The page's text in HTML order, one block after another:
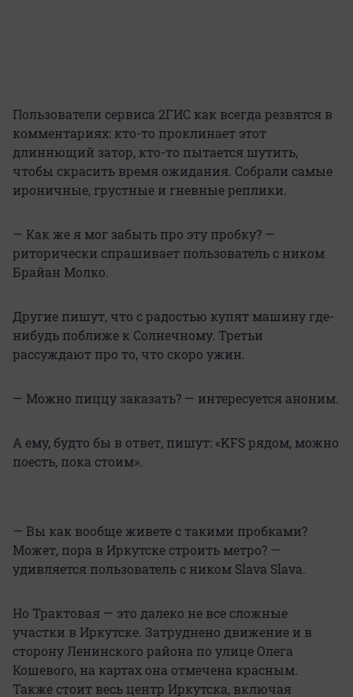
Пользователи сервиса 2ГИС как всегда резвятся в
комментариях: кто-то проклинает этот
длиннющий затор, кто-то пытается шутить,
чтобы скрасить время ожидания. Собрали самые
ироничные, грустные и гневные реплики.
— Как же я мог забыть про эту пробку? —
риторически спрашивает пользователь с ником
Брайан Молко.
Другие пишут, что с радостью купят машину где-
нибудь поближе к Солнечному. Третьи
рассуждают про то, что скоро ужин.
— Можно пиццу заказать? — интересуется аноним.
А ему, будто бы в ответ, пишут: «KFS рядом, можно
поесть, пока стоим».
— Вы как вообще живете с такими пробками?
Может, пора в Иркутске строить метро? —
удивляется пользователь с ником Slava Slava.
Но Трактовая — это далеко не все сложные
участки в Иркутске. Затруднено движение и в
сторону Ленинского района по улице Олега
Кошевого, на картах она отмечена красным.
Также стоит весь центр Иркутска, включая